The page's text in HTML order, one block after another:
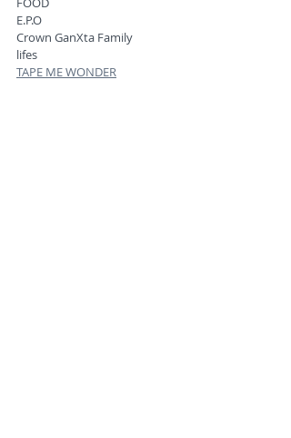
E.P.O
Crown GanXta Family
lifes
TAPE ME WONDER